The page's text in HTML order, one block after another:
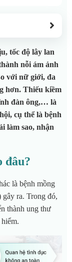
tốc độ lây lan
nỗi ám ảnh
với nữ giới, đa
hơn. Thiếu kiềm
đàn ông,… là
cụ thể là bệnh
làm sao, nhận
đâu?
là bệnh mồng
ra. Trong đó,
thành ung thư